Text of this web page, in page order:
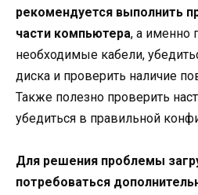
рекомендуется выполнить
части компьютера, а именно
необходимые кабели,
диска и проверить наличие
Также полезно проверить
убедиться в правильной
Для решения проблемы
потребоваться